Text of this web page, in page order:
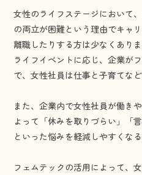
女性のライフステージにおいて
の両立が困難という理由でキャ
離職したりする方は少なくありま
ライフイベントに応じ、企業が
で、女性社員は仕事と子育てな
また、企業内で女性社員が働き
よって「休みを取りづらい」「
といった悩みを軽減しやすくなる
フェムテックの活用によって、